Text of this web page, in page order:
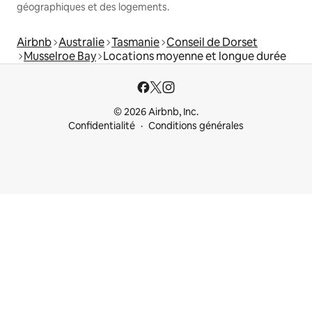
géographiques et des logements.
Airbnb Australie Tasmanie Conseil de Dorset
Musselroe Bay Locations moyenne et longue durée
© 2026 Airbnb, Inc.
Confidentialité
Conditions générales